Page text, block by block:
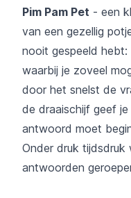
Pim Pam Pet - een
van een gezellig
nooit gespeeld
waarbij je zoveel
door het snelst de
de draaischijf geef
antwoord moet
Onder druk tijdsdruk
antwoorden